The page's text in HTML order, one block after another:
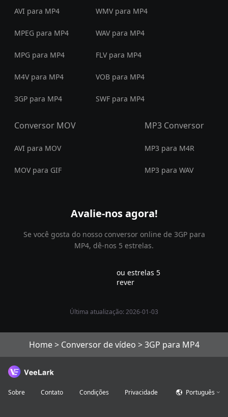
AVI para MP4 WMV para MP4
MPEG para MP4 WAV para MP4
MPG para MP4 FLV para MP4
M4V para MP4 VOB para MP4
3GP para MP4 SWF para MP4
Conversor MOV
AVI para MOV
MOV para GIF
MP3 Conversor
MP3 para M4R
MP3 para WAV
Avalie-nos agora!
Se você gosta do nosso conversor online de 3GP para
MP4, dê-nos 5 estrelas.
ou estrelas 5
rever
Última atualização: 2026-01-03
Home> Conversor de vídeo >3GP para MP4
Sobre Contato Condições Privacidade Português